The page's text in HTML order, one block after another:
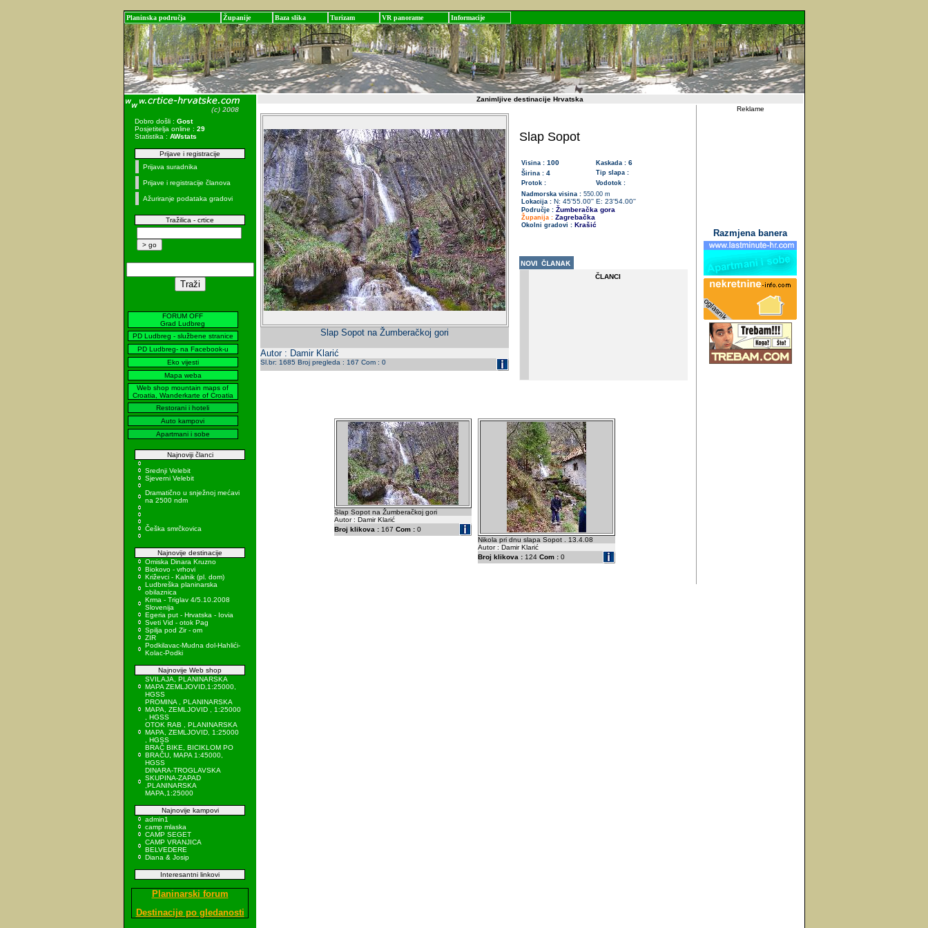
Planinska područja Županije Baza slika Turizam VR panorame Informacije
Dobro došli : Gost
Posjetitelja online : 29
Statistika : AWstats
Prijave i registracije
Prijava suradnika
Prijave i registracije članova
Ažuriranje podataka gradovi
Tražilica - crtice
FORUM OFF
Grad Ludbreg
PD Ludbreg - službene stranice
PD Ludbreg- na Facebook-u
Eko vijesti
Mapa weba
Web shop mountain maps of
Croatia, Wanderkarte of Croatia
Restorani i hoteli
Auto kampovi
Apartmani i sobe
Najnoviji članci
Srednji Velebit
Sjeverni Velebit
Dramatično u snježnoj mećavi
na 2500 ndm
Češka smrčkovica
Najnovije destinacije
Omiska Dinara Kruzno
Biokovo - vrhovi
Križevci - Kalnik (pl. dom)
Ludbreška planinarska
obilaznica
Krma - Triglav 4/5.10.2008
Slovenija
Egeria put - Hrvatska - Iovia
Sveti Vid - otok Pag
Spilja pod Zir - om
ZIR
Podkilavac-Mudna dol-Hahlići-
Kolac-Podki
Najnovije Web shop
SVILAJA, PLANINARSKA
MAPA ZEMLJOVID,1:25000,
HGSS
PROMINA , PLANINARSKA
MAPA, ZEMLJOVID , 1:25000
, HGSS
OTOK RAB , PLANINARSKA
MAPA, ZEMLJOVID, 1:25000
, HGSS
BRAČ BIKE, BICIKLOM PO
BRAČU, MAPA 1:45000,
HGSS
DINARA-TROGLAVSKA
SKUPINA-ZAPAD
,PLANINARSKA
MAPA,1:25000
Najnovije kampovi
admin1
camp mlaska
CAMP SEGET
CAMP VRANJICA
BELVEDERE
Diana & Josip
Interesantni linkovi
Planinarski forum
Destinacije po gledanosti
Zanimljive destinacije Hrvatska
Slap Sopot na Žumberačkoj gori
Autor : Damir Klarić
Sl.br: 1685 Broj pregleda : 167 Com : 0
Slap Sopot
Visina : 100 Kaskada : 6
Širina : 4
Tip slapa :
Protok :
Vodotok :
Nadmorska visina :550.00 m
Lokacija : N: 45'55.00'' E: 23'54.00''
Područje : Žumberačka gora
Županija : Zagrebačka
Okolni gradovi : Krašić
ČLANCI
Slap Sopot na Žumberačkoj gori
Autor : Damir Klarić
Broj klikova : 167 Com : 0
Nikola pri dnu slapa Sopot . 13.4.08
Autor : Damir Klarić
Broj klikova : 124 Com : 0
Reklame
Razmjena banera